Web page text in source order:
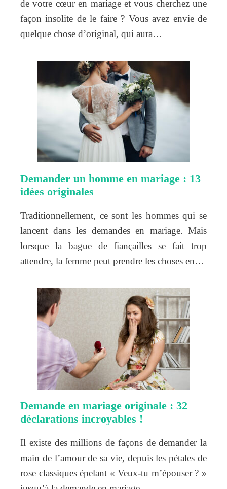
de votre cœur en mariage et vous cherchez une
façon insolite de le faire ? Vous avez envie de
quelque chose d’original, qui aura…
Demander un homme en mariage : 13
idées originales
Traditionnellement, ce sont les hommes qui se
lancent dans les demandes en mariage. Mais
lorsque la bague de fiançailles se fait trop
attendre, la femme peut prendre les choses en…
Demande en mariage originale : 32
déclarations incroyables !
Il existe des millions de façons de demander la
main de l’amour de sa vie, depuis les pétales de
rose classiques épelant « Veux-tu m’épouser ? »